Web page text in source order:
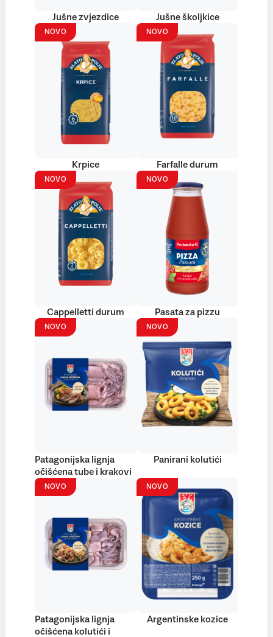
Jušne zvjezdice Jušne školjkice
NOVO
Krpice
NOVO
Farfalle durum
NOVO
Cappelletti durum
NOVO
Pasata za pizzu
NOVO
Patagonijska lignja
očišćena tube i krakovi
NOVO
Panirani kolutići
NOVO
Patagonijska lignja
očišćena kolutići i
NOVO
Argentinske kozice